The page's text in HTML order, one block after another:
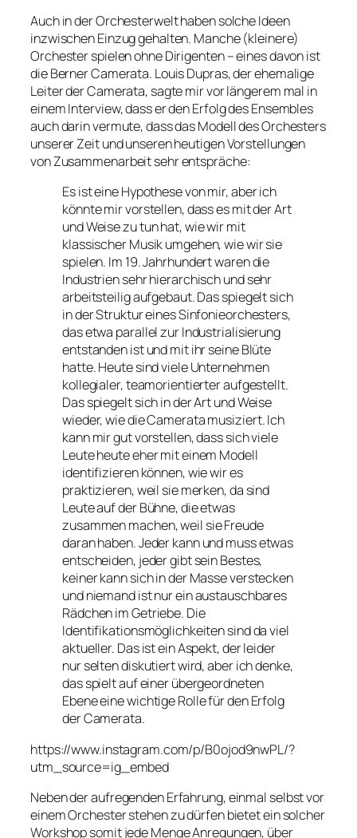
Auch in der Orchesterwelt haben solche Ideen
inzwischen Einzug gehalten. Manche (kleinere)
Orchester spielen ohne Dirigenten – eines davon ist
die Berner Camerata. Louis Dupras, der ehemalige
Leiter der Camerata, sagte mir vor längerem mal in
einem Interview, dass er den Erfolg des Ensembles
auch darin vermute, dass das Modell des Orchesters
unserer Zeit und unseren heutigen Vorstellungen
von Zusammenarbeit sehr entspräche:
Es ist eine Hypothese von mir, aber ich
könnte mir vorstellen, dass es mit der Art
und Weise zu tun hat, wie wir mit
klassischer Musik umgehen, wie wir sie
spielen. Im 19. Jahrhundert waren die
Industrien sehr hierarchisch und sehr
arbeitsteilig aufgebaut. Das spiegelt sich
in der Struktur eines Sinfonieorchesters,
das etwa parallel zur Industrialisierung
entstanden ist und mit ihr seine Blüte
hatte. Heute sind viele Unternehmen
kollegialer, teamorientierter aufgestellt.
Das spiegelt sich in der Art und Weise
wieder, wie die Camerata musiziert. Ich
kann mir gut vorstellen, dass sich viele
Leute heute eher mit einem Modell
identifizieren können, wie wir es
praktizieren, weil sie merken, da sind
Leute auf der Bühne, die etwas
zusammen machen, weil sie Freude
daran haben. Jeder kann und muss etwas
entscheiden, jeder gibt sein Bestes,
keiner kann sich in der Masse verstecken
und niemand ist nur ein austauschbares
Rädchen im Getriebe. Die
Identifikationsmöglichkeiten sind da viel
aktueller. Das ist ein Aspekt, der leider
nur selten diskutiert wird, aber ich denke,
das spielt auf einer übergeordneten
Ebene eine wichtige Rolle für den Erfolg
der Camerata.
https://www.instagram.com/p/B0ojod9nwPL/?
utm_source=ig_embed
Neben der aufregenden Erfahrung, einmal selbst vor
einem Orchester stehen zu dürfen bietet ein solcher
Workshop somit jede Menge Anregungen, über